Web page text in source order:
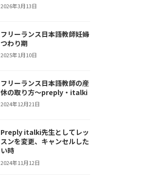
2026年3月13日
フリーランス日本語教師妊婦
つわり期
2025年1月10日
フリーランス日本語教師の産
休の取り方〜preply・italki
2024年12月21日
Preply italki先生としてレッ
スンを変更、キャンセルした
い時
2024年11月12日